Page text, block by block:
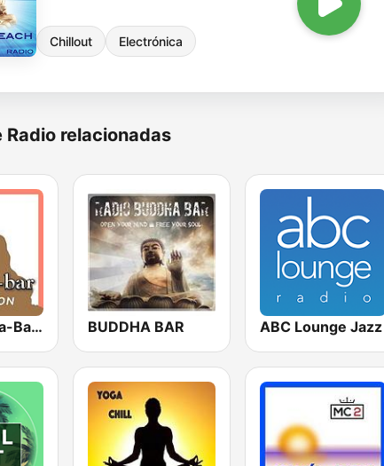
Chillout Electrónica
Radio relacionadas
MC2 Buddha-Bar Collection BUDDHA BAR ABC Lounge Jazz